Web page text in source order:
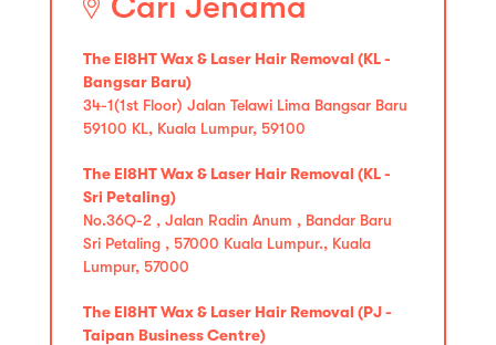
The EI8HT Wax & Laser Hair Removal (KL -
Bangsar Baru)
34-1(1st Floor) Jalan Telawi Lima Bangsar Baru
59100 KL, Kuala Lumpur, 59100
The EI8HT Wax & Laser Hair Removal (KL -
Sri Petaling)
No.36Q-2 , Jalan Radin Anum , Bandar Baru
Sri Petaling , 57000 Kuala Lumpur., Kuala
Lumpur, 57000
The EI8HT Wax & Laser Hair Removal (PJ -
Taipan Business Centre)